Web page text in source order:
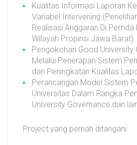
Kualitas Informasi Laporan
Variabel Intervening
Realisasi Anggaran Di
Wilayah Propinsi Jawa Barat)
Pengokohan Good University
Melalui Penerapan Sistem
dan Peningkatan Kualitas
Perancangan Model Sistem
Universitas Dalam Rangka
University Governance dan
Project yang pernah ditangani: